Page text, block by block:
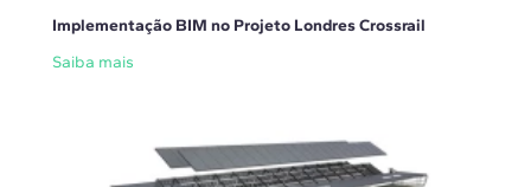
Implementação BIM no Projeto Londres Crossrail
Saiba mais